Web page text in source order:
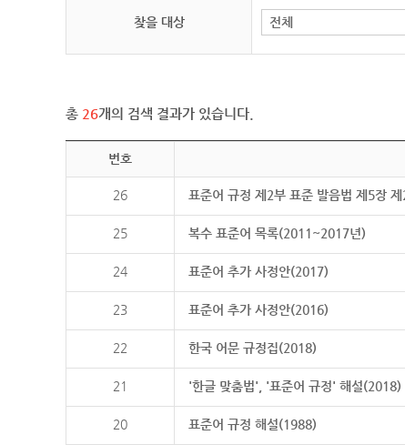
찾을 대상
총 26개의 검색 결과가 있습니다.
번호
26 표준어 규정 제2부 표준 발음법 제5장
25 복수 표준어 목록(2011~2017년)
24 표준어 추가 사정안(2017)
23 표준어 추가 사정안(2016)
22 한국 어문 규정집(2018)
21 '한글 맞춤법', '표준어 규정' 해설(2018)
20 표준어 규정 해설(1988)